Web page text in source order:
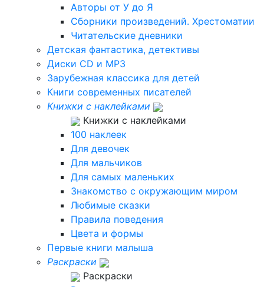
Авторы от У до Я
Сборники произведений. Хрестоматии
Читательские дневники
Детская фантастика, детективы
Диски CD и MP3
Зарубежная классика для детей
Книги современных писателей
Книжки с наклейками
Книжки с наклейками
100 наклеек
Для девочек
Для мальчиков
Для самых маленьких
Знакомство с окружающим миром
Любимые сказки
Правила поведения
Цвета и формы
Первые книги малыша
Раскраски
Раскраски